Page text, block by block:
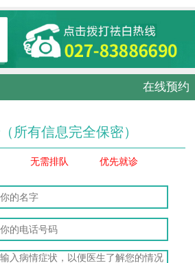
在线预约
（所有信息完全保密）
无需排队 优先就诊